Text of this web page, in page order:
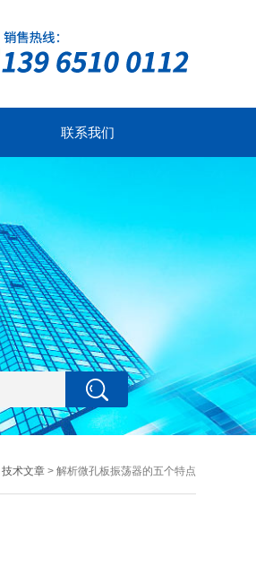
联系我们
技术文章> 解析微孔板振荡器的五个特点